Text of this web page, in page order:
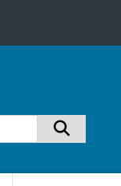
Cerca